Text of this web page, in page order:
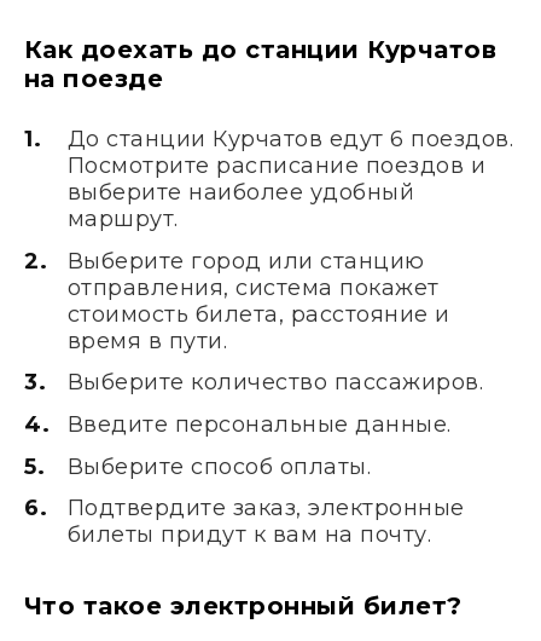
Как доехать до станции Курчатов
на поезде
До станции Курчатов едут 6 поездов.
Посмотрите расписание поездов и
выберите наиболее удобный
маршрут.
Выберите город или станцию
отправления, система покажет
стоимость билета, расстояние и
время в пути.
Выберите количество пассажиров.
Введите персональные данные.
Выберите способ оплаты.
Подтвердите заказ, электронные
билеты придут к вам на почту.
Что такое электронный билет?